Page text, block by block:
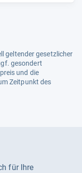
geltender gesetzlicher
gesondert
und die
Zeitpunkt des